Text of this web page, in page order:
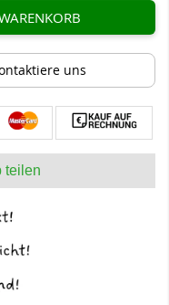
uns
teilen